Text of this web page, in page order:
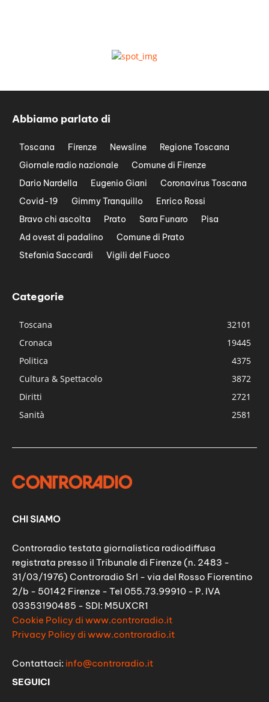
Abbiamo parlato di
Toscana Firenze Newsline
Regione Toscana
Giornale radio nazionale
Comune di Firenze
Dario Nardella
Eugenio Giani
Coronavirus Toscana
Covid-19
Gimmy Tranquillo
Enrico Rossi
Bravo chi ascolta
Prato Sara Funaro
Pisa
Ad ovest di padalino
Comune di Prato
Stefania Saccardi
Vigili del Fuoco
Categorie
Toscana
32101
Cronaca
19445
Politica
4375
Cultura & Spettacolo
3872
Diritti
2721
Sanità
2581
CHI SIAMO
Controradio testata giornalistica radiodiffusa
registrata presso il Tribunale di Firenze (n. 2483 -
31/03/1976) Controradio Srl - via del Rosso Fiorentino
2/b - 50142 Firenze - Tel 055.73.99910 - P. IVA
03353190485 - SDI: M5UXCR1
Cookie Policy di www.controradio.it
Privacy Policy di www.controradio.it
Contattaci: info@controradio.it
SEGUICI